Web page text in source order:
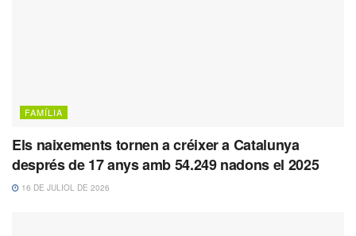
FAMÍLIA
Els naixements tornen a créixer a Catalunya
després de 17 anys amb 54.249 nadons el 2025
16 DE JULIOL DE 2026